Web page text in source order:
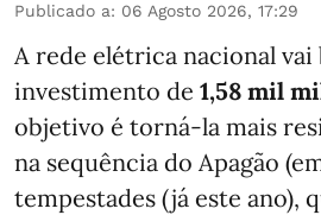
Publicado a: 06 Agosto 2026, 17:29
A rede elétrica nacional
investimento de 1,58 mil
objetivo é torná-la mais
na sequência do Apagão
tempestades (já este ano),